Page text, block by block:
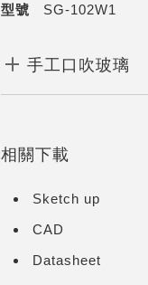
型號 SG-102W1
手工口吹玻璃
相關下載
Sketch up
CAD
Datasheet